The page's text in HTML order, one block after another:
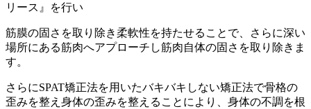
リース』を行い
筋膜の固さを取り除き柔軟性を持たせることで、さらに深い
場所にある筋肉へアプローチし筋肉自体の固さを取り除きま
す。
さらにSPAT矯正法を用いたバキバキしない矯正法で骨格の
歪みを整え身体の歪みを整えることにより、身体の不調を根